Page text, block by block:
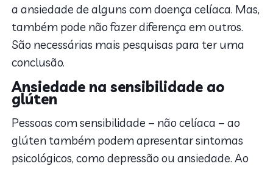
a ansiedade de alguns com doença celíaca. Mas,
também pode não fazer diferença em outros.
São necessárias mais pesquisas para ter uma
conclusão.
Ansiedade na sensibilidade ao
glúten
Pessoas com sensibilidade – não celíaca – ao
glúten também podem apresentar sintomas
psicológicos, como depressão ou ansiedade. Ao